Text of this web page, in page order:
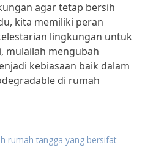
agar tetap bersih
kita memiliki peran
lingkungan untuk
mulailah mengubah
kebiasaan baik dalam
di rumah
rumah tangga yang bersifat